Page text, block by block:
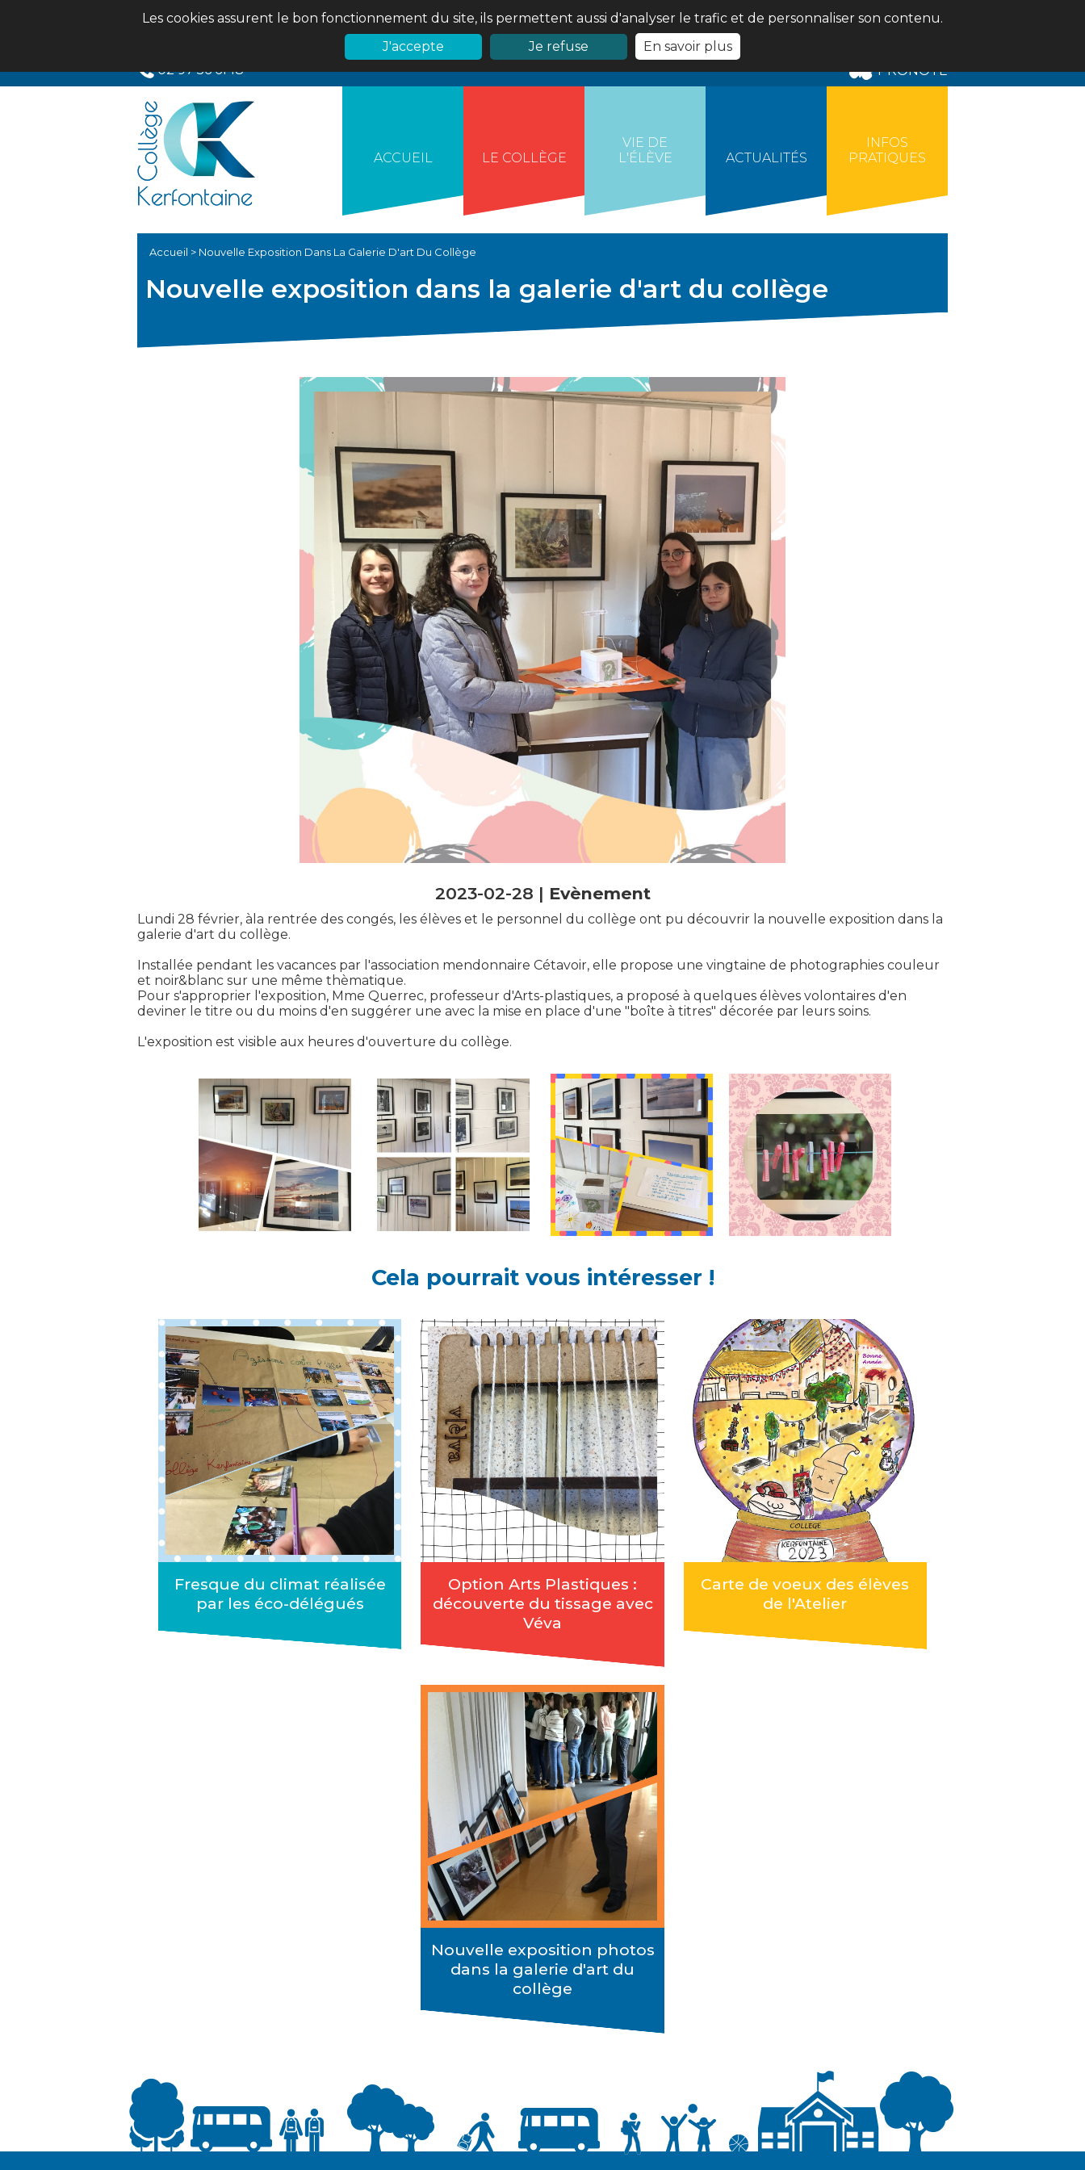
Les cookies assurent le bon fonctionnement du site, ils permettent aussi d'analyser le trafic et de personnaliser son contenu.
J'accepte
Je refuse
En savoir plus
02 97 56 61 18
PRONOTE
ACCUEIL LE COLLÈGE
VIE DE
L'ÉLÈVE
ACTUALITÉS
INFOS
PRATIQUES
Accueil > Nouvelle Exposition Dans La Galerie D'art Du Collège
Nouvelle exposition dans la galerie d'art du collège
2023-02-28 | Evènement
Lundi 28 février, àla rentrée des congés, les élèves et le personnel du collège ont pu découvrir la nouvelle exposition dans la
galerie d'art du collège.
Installée pendant les vacances par l'association mendonnaire Cétavoir, elle propose une vingtaine de photographies couleur
et noir&blanc sur une même thèmatique.
Pour s'approprier l'exposition, Mme Querrec, professeur d'Arts-plastiques, a proposé à quelques élèves volontaires d'en
deviner le titre ou du moins d'en suggérer une avec la mise en place d'une "boîte à titres" décorée par leurs soins.
L'exposition est visible aux heures d'ouverture du collège.
Cela pourrait vous intéresser !
Fresque du climat réalisée
par les éco-délégués
Option Arts Plastiques :
découverte du tissage avec
Véva
Carte de voeux des élèves
de l'Atelier
Nouvelle exposition photos
dans la galerie d'art du
collège